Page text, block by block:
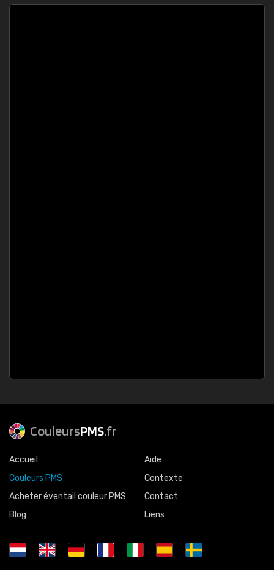
CouleursPMS.fr
Accueil
Couleurs PMS
Acheter éventail couleur PMS
Blog
Aide
Contexte
Contact
Liens